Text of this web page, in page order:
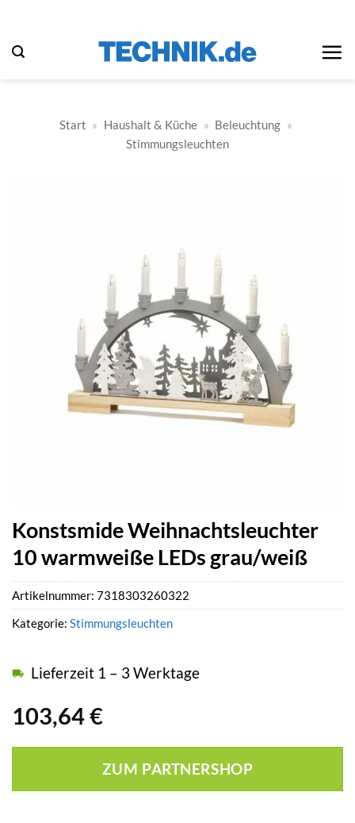
springen
Start » Haushalt & Küche » Beleuchtung »
Stimmungsleuchten
Konstsmide Weihnachtsleuchter
10 warmweiße LEDs grau/weiß
103,64€
Lieferzeit 1 – 3 Werktage
ZUM PARTNERSHOP
Artikelnummer: 7318303260322
Kategorie: Stimmungsleuchten